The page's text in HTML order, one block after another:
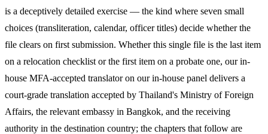
is a deceptively detailed exercise — the kind where seven small
choices (transliteration, calendar, officer titles) decide whether the
file clears on first submission. Whether this single file is the last item
on a relocation checklist or the first item on a probate one, our in-
house MFA-accepted translator on our in-house panel delivers a
court-grade translation accepted by Thailand's Ministry of Foreign
Affairs, the relevant embassy in Bangkok, and the receiving
authority in the destination country; the chapters that follow are